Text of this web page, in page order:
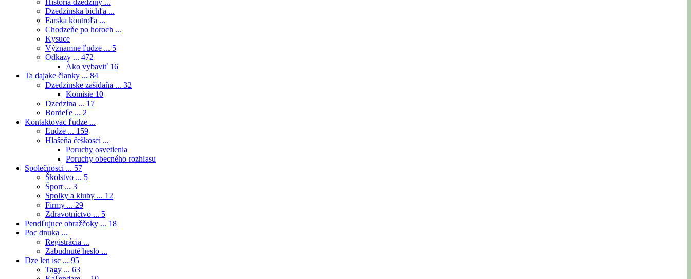
Historia dzedziny ...
Dzedzinska bichľa ...
Farska kontroľa ...
Chodzeňe po horoch ...
Kysuce
Významne ľudze ... 5
Odkazy ... 472
Ako vybaviť 16
Ta dajake članky ... 84
Dzedzinske zašidaňa ... 32
Komisie 10
Dzedzina ... 17
Bordeľe ... 2
Kontaktovac ľudze ...
Ľudze ... 159
Hlašeňa češkosci ...
Poruchy osvetlenia
Poruchy obecného rozhlasu
Společnosci ... 57
Školstvo ... 5
Šport ... 3
Spolky a kluby ... 12
Firmy ... 29
Zdravotníctvo ... 5
Pendľujuce obražčoky ... 18
Poc dnuka ...
Registrácia ...
Zabudnuté heslo ...
Dze len isc ... 95
Tagy ... 63